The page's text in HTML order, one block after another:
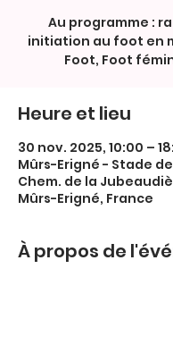
Au programme :
initiation au foot en
Foot, Foot
Heure et lieu
30 nov. 2025, 10:00 –
Mûrs-Erigné - Stade
Chem. de la
Mûrs-Erigné, France
À propos de